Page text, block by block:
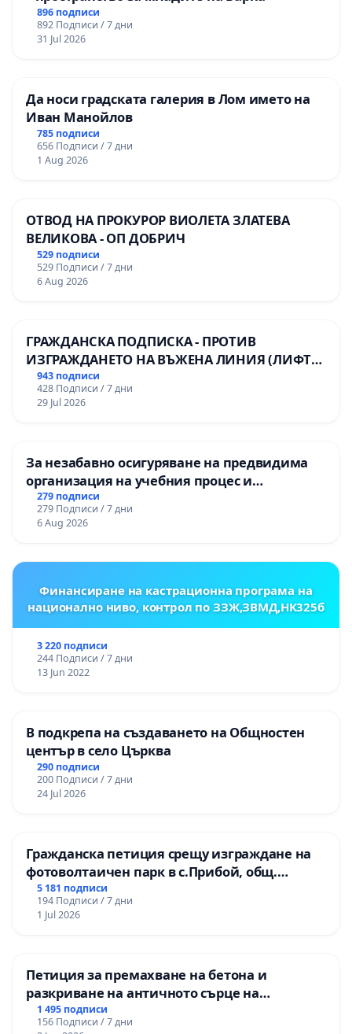
896 подписи
892 Подписи / 7 дни
31 Jul 2026
Да носи градската галерия в Лом името на
Иван Манойлов
785 подписи
656 Подписи / 7 дни
1 Aug 2026
ОТВОД НА ПРОКУРОР ВИОЛЕТА ЗЛАТЕВА
ВЕЛИКОВА - ОП ДОБРИЧ
529 подписи
529 Подписи / 7 дни
6 Aug 2026
ГРАЖДАНСКА ПОДПИСКА - ПРОТИВ
ИЗГРАЖДАНЕТО НА ВЪЖЕНА ЛИНИЯ (ЛИФТ)
НА ТЕРИТОРИЯТА НА ПРИРОДНА
ЗАБЕЛЕЖИТЕЛНОСТ „ХЪЛМ НА
ОСВОБОДИТЕЛИТЕ“ (БУНАРДЖИК)
943 подписи
428 Подписи / 7 дни
29 Jul 2026
За незабавно осигуряване на предвидима
организация на учебния процес и
гарантиране на правото на равнопоставено
и качествено образование на учениците от
ОУ „Княз Александър I“ и Хуманитарна
279 подписи
279 Подписи / 7 дни
6 Aug 2026
Финансиране на кастрационна програма на
национално ниво, контрол по ЗЗЖ,ЗВМД,НК325б
3 220 подписи
244 Подписи / 7 дни
13 Jun 2022
В подкрепа на създаването на Общностен
център в село Църква
290 подписи
200 Подписи / 7 дни
24 Jul 2026
Гражданска петиция срещу изграждане на
фотоволтаичен парк в с.Прибой, общ.
Радомир
5 181 подписи
194 Подписи / 7 дни
1 Jul 2026
Петиция за премахване на бетона и
разкриване на античното сърце на
Могиланската могила във Враца
1 495 подписи
156 Подписи / 7 дни